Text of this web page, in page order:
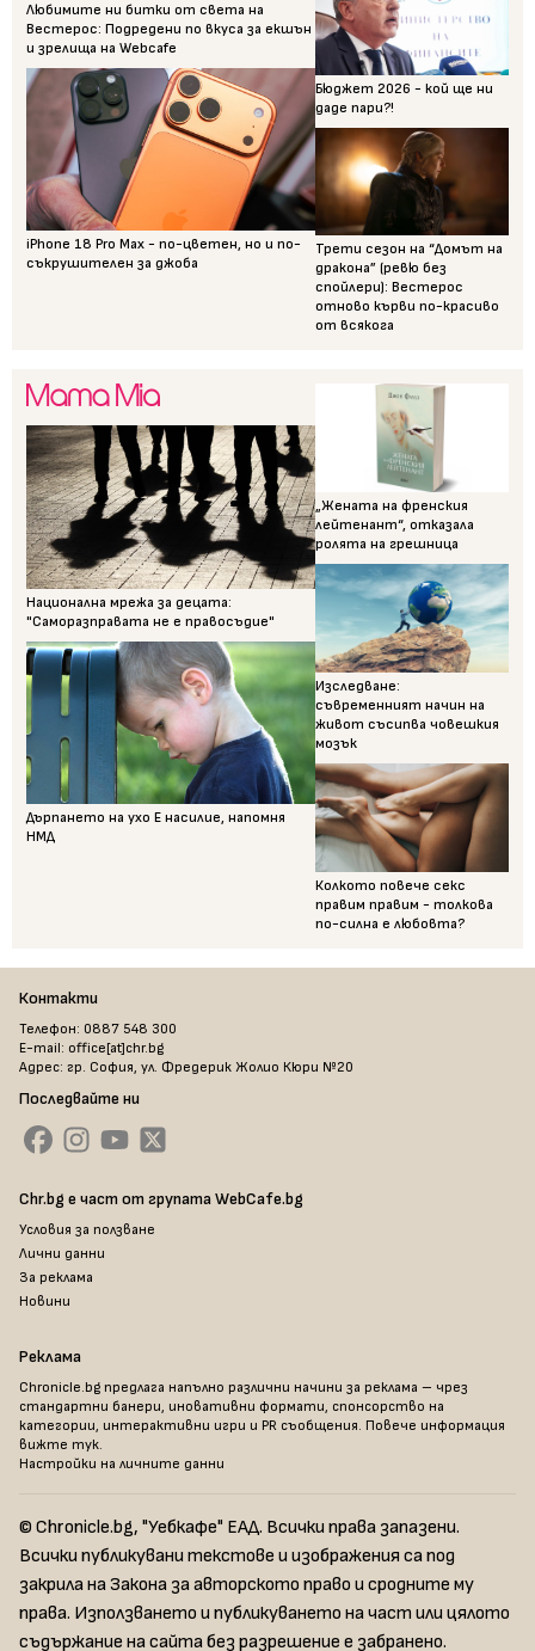
Любимите ни битки от света на
Вестерос: Подредени по вкуса за екшън
и зрелища на Webcafe
iPhone 18 Pro Max - по-цветен, но и по-
съкрушителен за джоба
Бюджет 2026 - кой ще ни
даде пари?!
Трети сезон на “Домът на
дракона” (ревю без
спойлери): Вестерос
отново кърви по-красиво
от всякога
Национална мрежа за децата:
"Саморазправата не е правосъдие"
Дърпането на ухо Е насилие, напомня
НМД
„Жената на френския
лейтенант“, отказала
ролята на грешница
Изследване:
съвременният начин на
живот съсипва човешкия
мозък
Колкото повече секс
правим правим - толкова
по-силна е любовта?
Контакти
Телефон: 0887 548 300
E-mail: office[at]chr.bg
Адрес: гр. София, ул. Фредерик Жолио Кюри №20
Последвайте ни
Chr.bg е част от групата WebCafe.bg
Условия за ползване
Лични данни
За реклама
Новини
Реклама
Chronicle.bg предлага напълно различни начини за реклама – чрез
стандартни банери, иновативни формати, спонсорство на
категории, интерактивни игри и PR съобщения. Повече информация
вижте тук.
Настройки на личните данни
© Chronicle.bg, "Уебкафе" ЕАД. Всички права запазени.
Всички публикувани текстове и изображения са под
закрила на Закона за авторското право и сродните му
права. Използването и публикуването на част или цялото
съдържание на сайта без разрешение е забранено.